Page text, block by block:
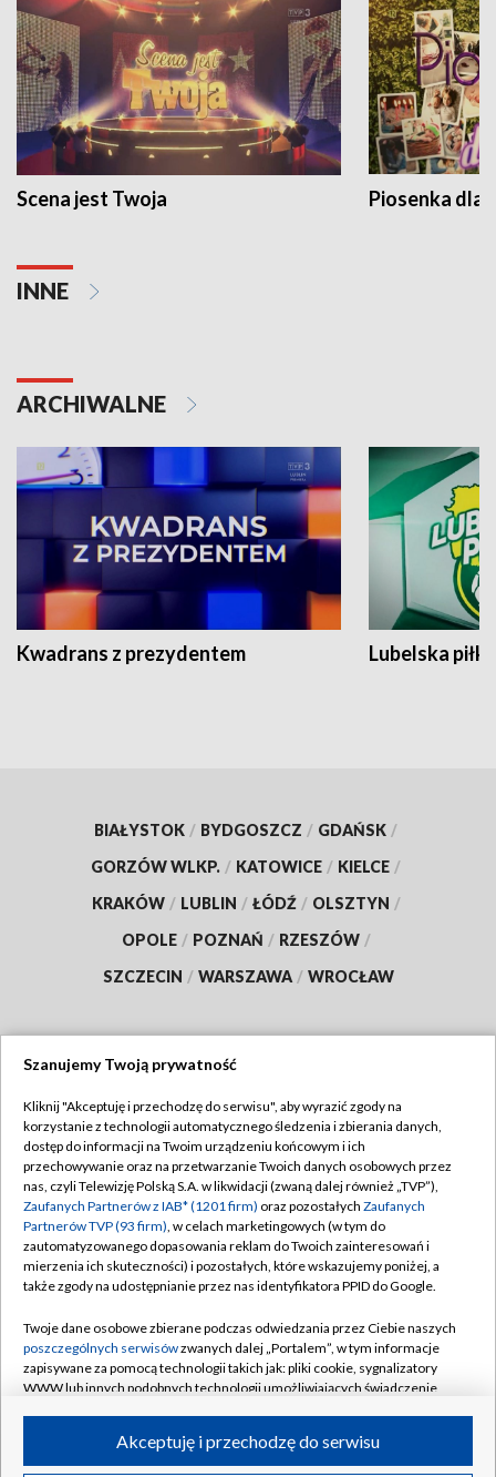
Scena jest Twoja Piosenka dla
INNE
ARCHIWALNE
Kwadrans z prezydentem Lubelska piłka
BIAŁYSTOK / BYDGOSZCZ / GDAŃSK /
GORZÓW WLKP. / KATOWICE / KIELCE /
KRAKÓW / LUBLIN / ŁÓDŹ / OLSZTYN /
OPOLE / POZNAŃ / RZESZÓW /
SZCZECIN / WARSZAWA / WROCŁAW
TVP
Abonament TVP
Emisja w TVP
Centrum informacji TVP
Naziemna Telewizja Cyfrowa
Rada Programowa
System NOS
Informacje o nadawcy
Program dla prasy
Regulamin TVP
Polityka prywatności
Moje zgody
Pomoc
Kontakt
Kanały
Szanujemy Twoją prywatność
Kliknij "Akceptuję i przechodzę do serwisu", aby wyrazić zgody na
korzystanie z technologii automatycznego śledzenia i zbierania danych,
dostęp do informacji na Twoim urządzeniu końcowym i ich
przechowywanie oraz na przetwarzanie Twoich danych osobowych przez
nas, czyli Telewizję Polską S.A. w likwidacji (zwaną dalej również „TVP”),
Zaufanych Partnerów z IAB* (1201 firm) oraz pozostałych Zaufanych
Partnerów TVP (93 firm), w celach marketingowych (w tym do
zautomatyzowanego dopasowania reklam do Twoich zainteresowań i
mierzenia ich skuteczności) i pozostałych, które wskazujemy poniżej, a
także zgody na udostępnianie przez nas identyfikatora PPID do Google.
Twoje dane osobowe zbierane podczas odwiedzania przez Ciebie naszych
poszczególnych serwisówzwanych dalej „Portalem”, w tym informacje
zapisywane za pomocą technologii takich jak: pliki cookie, sygnalizatory
WWW lub innych podobnych technologii umożliwiających świadczenie
ruchu w Internecie.Akceptuję i przechodzę do serwisu